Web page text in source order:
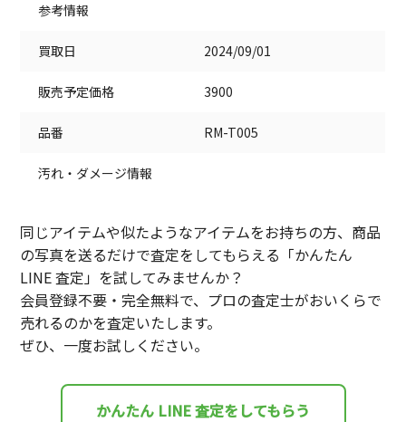
参考情報
買取日 2024/09/01
販売予定価格 3900
品番 RM-T005
汚れ・ダメージ情報
同じアイテムや似たようなアイテムをお持ちの方、商品
の写真を送るだけで査定をしてもらえる「かんたん
LINE 査定」を試してみませんか？
会員登録不要・完全無料で、プロの査定士がおいくらで
売れるのかを査定いたします。
ぜひ、一度お試しください。
かんたん LINE 査定をしてもらう